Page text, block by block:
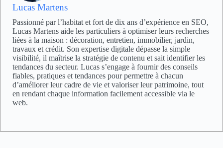
Lucas Martens
Passionné par l’habitat et fort de dix ans d’expérience en SEO,
Lucas Martens aide les particuliers à optimiser leurs recherches
liées à la maison : décoration, entretien, immobilier, jardin,
travaux et crédit. Son expertise digitale dépasse la simple
visibilité, il maîtrise la stratégie de contenu et sait identifier les
tendances du secteur. Lucas s’engage à fournir des conseils
fiables, pratiques et tendances pour permettre à chacun
d’améliorer leur cadre de vie et valoriser leur patrimoine, tout
en rendant chaque information facilement accessible via le
web.